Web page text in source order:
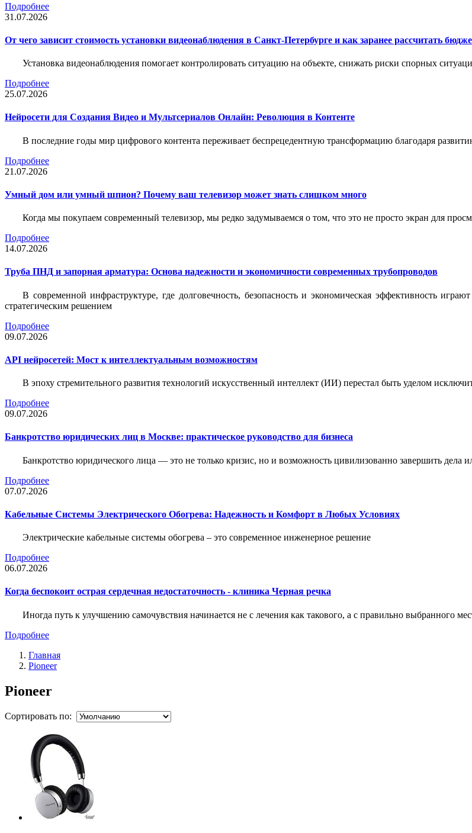
Подробнее
31.07.2026
От чего зависит стоимость установки видеонаблюдения в Санкт-Петербурге и как заранее рассчитать
Установка видеонаблюдения помогает контролировать ситуацию на объекте, снижать риски спорных
Подробнее
25.07.2026
Нейросети для Создания Видео и Мультсериалов Онлайн: Революция в Контенте
В последние годы мир цифрового контента переживает беспрецедентную трансформацию благодаря
Подробнее
21.07.2026
Умный дом или умный шпион? Почему ваш телевизор может знать слишком много
Когда мы покупаем современный телевизор, мы редко задумываемся о том, что это не просто экран для
Подробнее
14.07.2026
Труба ПНД и запорная арматура: Основа надежности и экономичности современных трубопроводов
В современной инфраструктуре, где долговечность, безопасность и экономическая эффективность
стратегическим решением
Подробнее
09.07.2026
API нейросетей: Мост к интеллектуальным возможностям
В эпоху стремительного развития технологий искусственный интеллект (ИИ) перестал быть уделом
Подробнее
09.07.2026
Банкротство юридических лиц в Москве: практическое руководство для бизнеса
Банкротство юридического лица — это не только кризис, но и возможность цивилизованно завершить дела
Подробнее
07.07.2026
Кабельные Системы Электрического Обогрева: Надежность и Комфорт в Любых Условиях
Электрические кабельные системы обогрева – это современное инженерное решение
Подробнее
06.07.2026
Когда беспокоит острая сердечная недостаточность - клиника Черная речка
Иногда путь к улучшению самочувствия начинается не с лечения как такового, а с правильно выбранного
Подробнее
Главная
Pioneer
Pioneer
Сортировать по: